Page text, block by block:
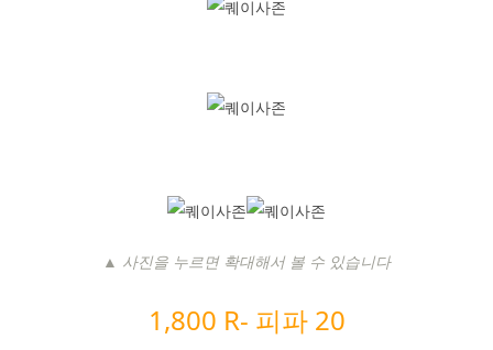
▲ 사진을 누르면 확대해서 볼 수 있습니다
1,800 R- 피파 20